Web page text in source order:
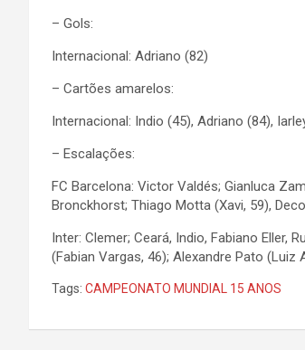
– Gols:
Internacional: Adriano (82)
– Cartões amarelos:
Internacional: Indio (45), Adriano (84),
– Escalações:
FC Barcelona: Victor Valdés; Gianluca
Bronckhorst; Thiago Motta (Xavi, 59),
Inter: Clemer; Ceará, Indio, Fabiano Eller,
(Fabian Vargas, 46); Alexandre Pato (Luiz
Tags: CAMPEONATO MUNDIAL 15 ANOS